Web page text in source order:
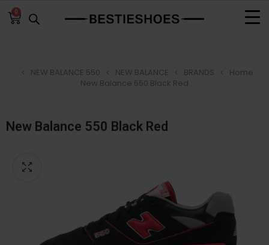
0
Home
BRANDS
NEW BALANCE
NEW BALANCE 550
New Balance 550 Black Red
New Balance 550 Black Red